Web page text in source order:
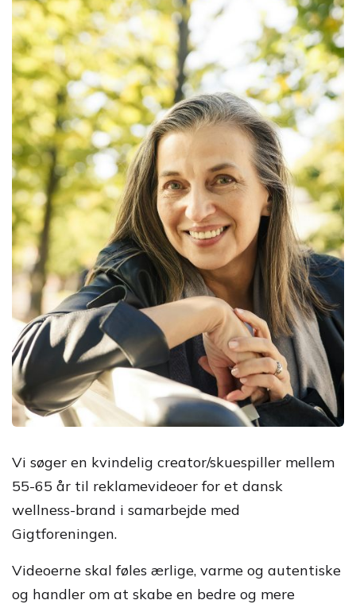
Vi søger en kvindelig creator/skuespiller mellem
55-65 år til reklamevideoer for et dansk
wellness-brand i samarbejde med
Gigtforeningen.
Videoerne skal føles ærlige, varme og autentiske
og handler om at skabe en bedre og mere